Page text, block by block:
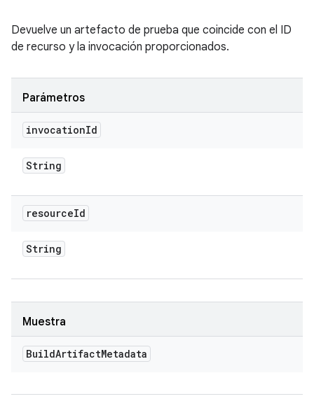
Devuelve un artefacto de prueba que coincide con el ID
de recurso y la invocación proporcionados.
Parámetros
invocationId
String
resourceId
String
Muestra
BuildArtifactMetadata